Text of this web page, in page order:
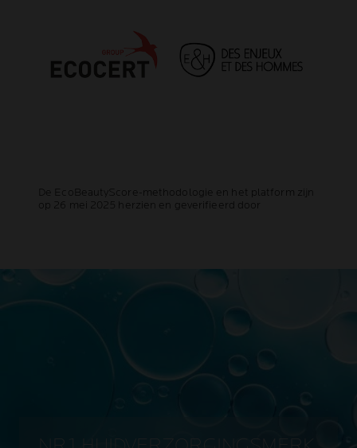
De EcoBeautyScore-methodologie en het platform zijn
op 26 mei 2025 herzien en geverifieerd door